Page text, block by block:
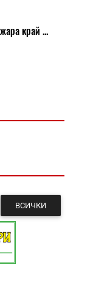
край ...
ВСИЧКИ